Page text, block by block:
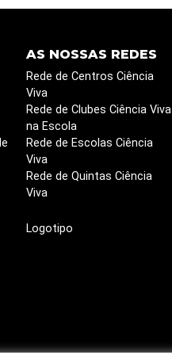
AS NOSSAS REDES
Rede de Centros Ciência
Viva
Rede de Clubes Ciência Viva
na Escola
Rede de Escolas Ciência
Viva
Rede de Quintas Ciência
Viva
Logotipo